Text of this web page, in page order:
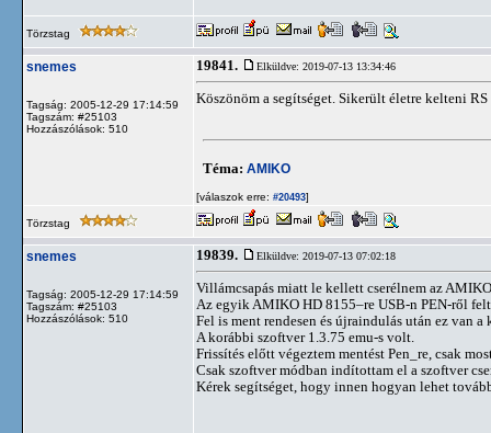
Törzstag
snemes
Tagság: 2005-12-29 17:14:59
Tagszám: #25103
Hozzászólások: 510
19841. Elküldve: 2019-07-13 13:34:46
Köszönöm a segítséget. Sikerült életre kelteni
Téma: AMIKO
[válaszok erre: #20493]
Törzstag
snemes
Tagság: 2005-12-29 17:14:59
Tagszám: #25103
Hozzászólások: 510
19839. Elküldve: 2019-07-13 07:02:18
Villámcsapás miatt le kellett cserélnem az
Az egyik AMIKO HD 8155–re USB-n PEN-ről
Fel is ment rendesen és újraindulás után ez
A korábbi szoftver 1.3.75 emu-s volt.
Frissítés előtt végeztem mentést Pen_re, csak
Csak szoftver módban indítottam el a szoftver
Kérek segítséget, hogy innen hogyan lehet